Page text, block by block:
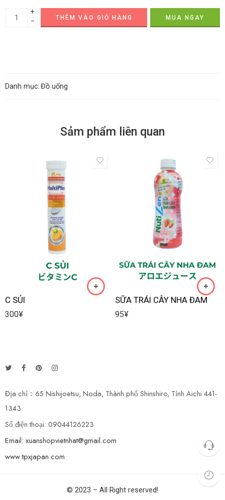
+
−
THÊM VÀO GIỎ HÀNG MUA NGAY
Danh mục:Đồ uống
Sảm phẩm liên quan
C SỦI
300¥
SỮA TRÁI CÂY NHA ĐAM
95¥
Địa chỉ：65 Nishijoetsu, Noda, Thành phố Shinshiro, Tỉnh Aichi 441-
1343
Số điện thoại: 09044126223
Email: xuanshopvietnhat@gmail.com
www:tpxjapan.com
© 2023 – All Right reserved!